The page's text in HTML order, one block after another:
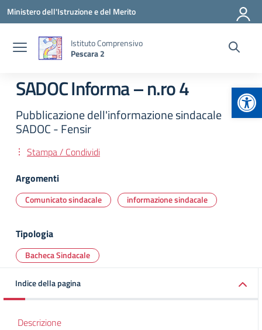
Vai ai contenuti
Vai al menu di navigazione
Vai al footer
Ministero dell'Istruzione e del Merito
Istituto Comprensivo
Pescara 2
SADOC Informa – n.ro 4
Pubblicazione dell'informazione sindacale
SADOC - Fensir
Stampa / Condividi
Argomenti
Comunicato sindacale informazione sindacale
Tipologia
Bacheca Sindacale
Indice della pagina
Descrizione